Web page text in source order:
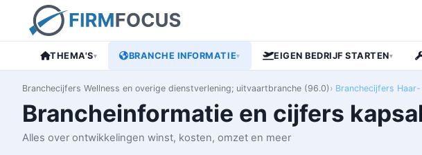
THEMA'S▾ BRANCHE INFORMATIE▾ EIGEN BEDRIJF STARTEN▾
Branchecijfers Wellness en overige dienstverlening; uitvaartbranche (96.0) Branchecijfers
Brancheinformatie en cijfers
Alles over ontwikkelingen winst, kosten, omzet en meer